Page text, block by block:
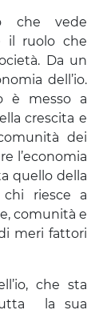
che vede
il ruolo che
Da un
dell’io.
è messo a
crescita e
dei
l’economia
quello della
riesce a
comunità e
meri fattori
che sta
la sua